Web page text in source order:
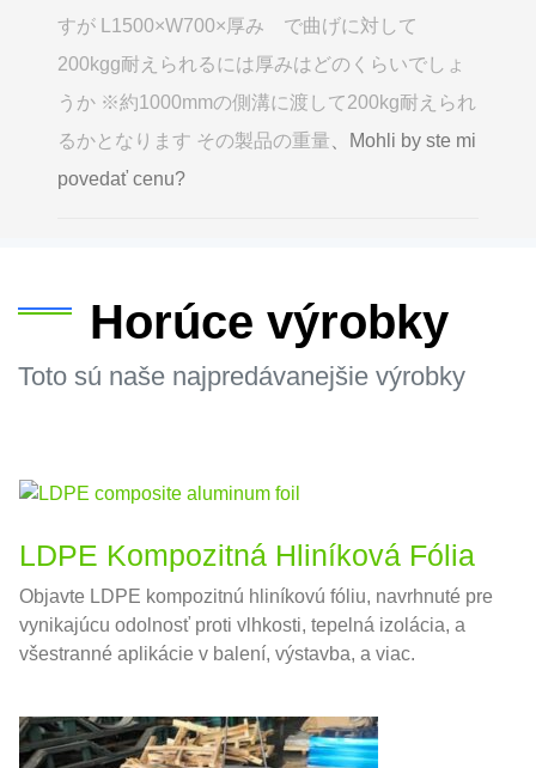
すが L1500×W700×厚み で曲げに対して
200kgg耐えられるには厚みはどのくらいでしょ
うか ※約1000mmの側溝に渡して200kg耐えられ
るかとなります その製品の重量 、Mohli by ste mi
povedať cenu?
Horúce výrobky
Toto sú naše najpredávanejšie výrobky
LDPE Kompozitná Hliníková Fólia
Objavte LDPE kompozitnú hliníkovú fóliu, navrhnuté pre
vynikajúcu odolnosť proti vlhkosti, tepelná izolácia, a
všestranné aplikácie v balení, výstavba, a viac.